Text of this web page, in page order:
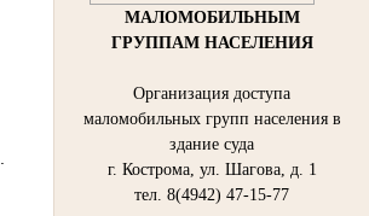
МАЛОМОБИЛЬНЫМ
ГРУППАМ НАСЕЛЕНИЯ
Организация доступа
маломобильных групп населения в
здание суда
г. Кострома, ул. Шагова, д. 1
тел. 8(4942) 47-15-77